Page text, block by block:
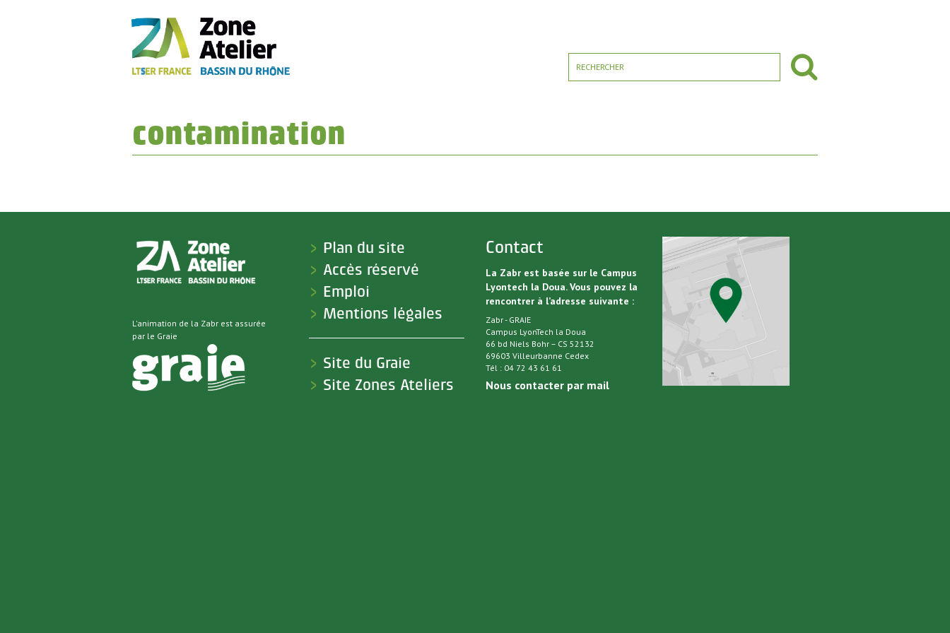
contamination
L'animation de la Zabr est assurée
par le Graie
> Plan du site
> Accès réservé
> Emploi
> Mentions légales
> Site du Graie
> Site Zones Ateliers
Contact
La Zabr est basée sur le Campus
Lyontech la Doua. Vous pouvez la
rencontrer à l’adresse suivante :
Zabr - GRAIE
Campus LyonTech la Doua
66 bd Niels Bohr – CS 52132
69603 Villeurbanne Cedex
Tél : 04 72 43 61 61
Nous contacter par mail